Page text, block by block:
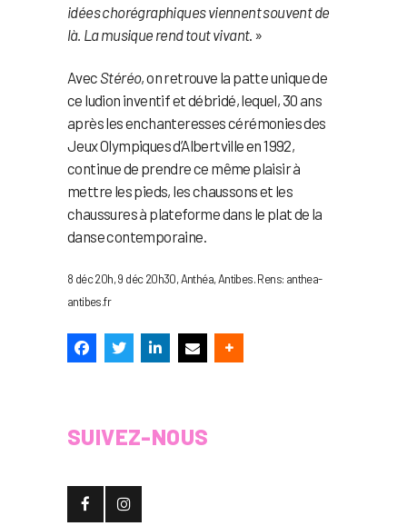
idées chorégraphiques viennent souvent de
là. La musique rend tout vivant. »
Avec Stéréo, on retrouve la patte unique de
ce ludion inventif et débridé, lequel, 30 ans
après les enchanteresses cérémonies des
Jeux Olympiques d’Albertville en 1992,
continue de prendre ce même plaisir à
mettre les pieds, les chaussons et les
chaussures à plateforme dans le plat de la
danse contemporaine.
8 déc 20h, 9 déc 20h30, Anthéa, Antibes. Rens: anthea-
antibes.fr
SUIVEZ-NOUS